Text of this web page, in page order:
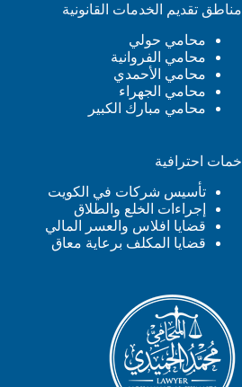
مناطق تقديم الخدمات القانونية
محامي حولي
محامي الفروانية
محامي الأحمدي
محامي الجهراء
محامي مبارك الكبير
خمات احترافية
تأسيس شركات في الكويت
إجراءات الخلع والطلاق
قضايا افلاس والعسر المالي
قضايا المكلف برعاية معاق